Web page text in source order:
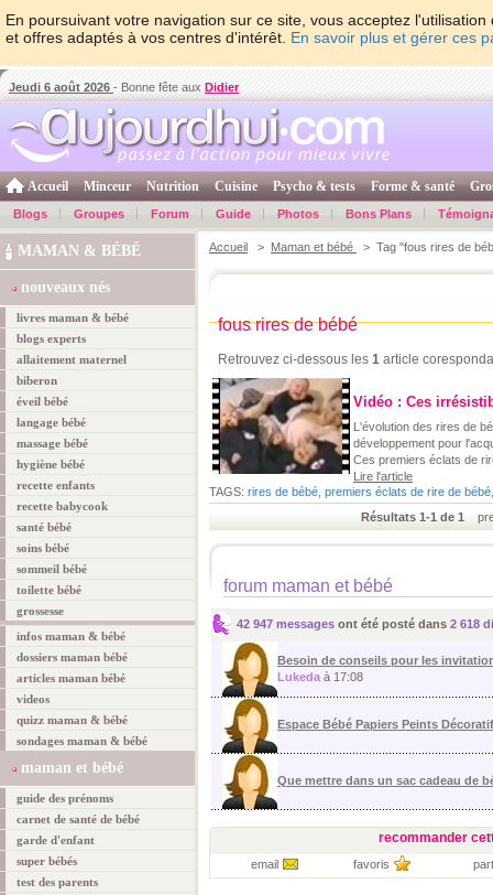
En poursuivant votre navigation sur ce site, vous acceptez
et offres adaptés à vos centres d'intérêt. En savoir plus et gérer ces
Jeudi 6 août 2026 - Bonne fête aux Didier
Accueil Minceur Nutrition Cuisine Psycho & tests Forme & santé
Blogs Groupes Forum Guide Photos Bons Plans
MAMAN & BÉBÉ
nouveaux nés
livres maman & bébé
blogs experts
allaitement maternel
biberon
éveil bébé
langage bébé
massage bébé
hygiène bébé
recette enfants
recette babycook
santé bébé
soins bébé
sommeil bébé
toilette bébé
grossesse
infos maman & bébé
dossiers maman bébé
articles maman bébé
videos
quizz maman & bébé
sondages maman & bébé
maman et bébé
guide des prénoms
carnet de santé de bébé
garde d'enfant
super bébés
test des parents
Accueil > Maman et bébé > Tag "fous rires de
fous rires de bébé
Retrouvez ci-dessous les 1 article
Vidéo : Ces
L'évolution des rires de
développement pour
Ces premiers éclats de
Lire l'article
TAGS: rires de bébé premiers éclats de rire de bébé
Résultats 1-1 de 1
forum maman et bébé
42 947 messages ont été posté dans 2 618
Besoin de conseils pour les
Lukeda à 17:08
Espace Bébé Papiers Peints
Que mettre dans un sac cadeau de
recommander
email favoris